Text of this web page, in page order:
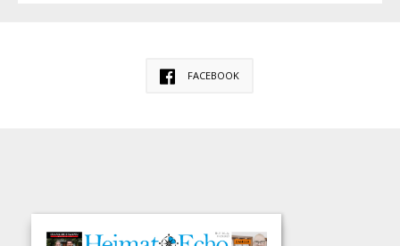
FACEBOOK